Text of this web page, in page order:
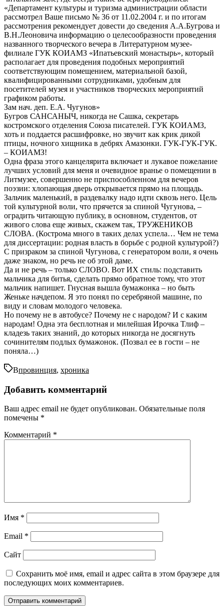
«Департамент культуры и туризма администрации области
рассмотрел Ваше письмо № 36 от 11.02.2004 г. и по итогам
рассмотрения рекомендует довести до сведения А.А.Бугрова и
В.Н.Леоновича информацию о целесообразности проведения
названного творческого вечера в Литературном музее-
филиале ГУК КОИАМЗ «Ипатьевский монастырь», который
располагает для проведения подобных мероприятий
соответствующим помещением, материальной базой,
квалифицированными сотрудниками, удобным для
посетителей музея и участников творческих мероприятий
графиком работы.
Зам нач. деп. Е.А. Чугунов»
Бугров САНСАНЫЧ, никогда не Сашка, секретарь
костромского отделения Союза писателей. ГУК КОИАМЗ,
хоть и поддается расшифровке, но звучит как крик дикой
птицы, ночного хищника в дебрях Амазонки. ГУК-ГУК-ГУК.
– КОИАМЗ!
Одна фраза этого канцелярита включает и лукавое пожелание
лучших условий для меня и очевидное вранье о помещении в
Литмузее, совершенно не приспособленном для вечеров
поэзии: хлопающая дверь открывается прямо на площадь.
Зальчик маленький, в раздевалку надо идти сквозь него. Цель
той культурной воли, что прячется за спиной Чугунова, –
оградить читающую публику, в основном, студентов, от
живого слова еще живых, скажем так, ТРУЖЕНИКОВ
СЛОВА. (Кострома много в таких делах успела… Чем не тема
для диссертации: родная власть в борьбе с родной культурой?)
С призраком за спиной Чугунова, с генератором воли, я очень
даже знаком, но речь не об этой даме.
Да и не речь – только СЛОВО. Вот ИХ стиль: подставить
мальчика для битья, сделать прямо обратное тому, что этот
мальчик напишет. Гнусная вышла бумажонка – но быть
Женьке начдепом. Я это понял по серебряной машине, по
виду и словам молодого человека.
Но почему не в автобусе? Почему не с народом? И с каким
народам! Одна эта бесплотная и милейшая Ирочка Тлиф –
кладезь таких знаний, до которых никогда не досягнуть
сочинителям подлых бумажонок. (Позвал ее в гости – не
поняла…)
Впровинция, хроника
Добавить комментарий
Ваш адрес email не будет опубликован. Обязательные поля
помечены *
Комментарий *
Имя *
Email *
Сайт
Сохранить моё имя, email и адрес сайта в этом браузере для
последующих моих комментариев.